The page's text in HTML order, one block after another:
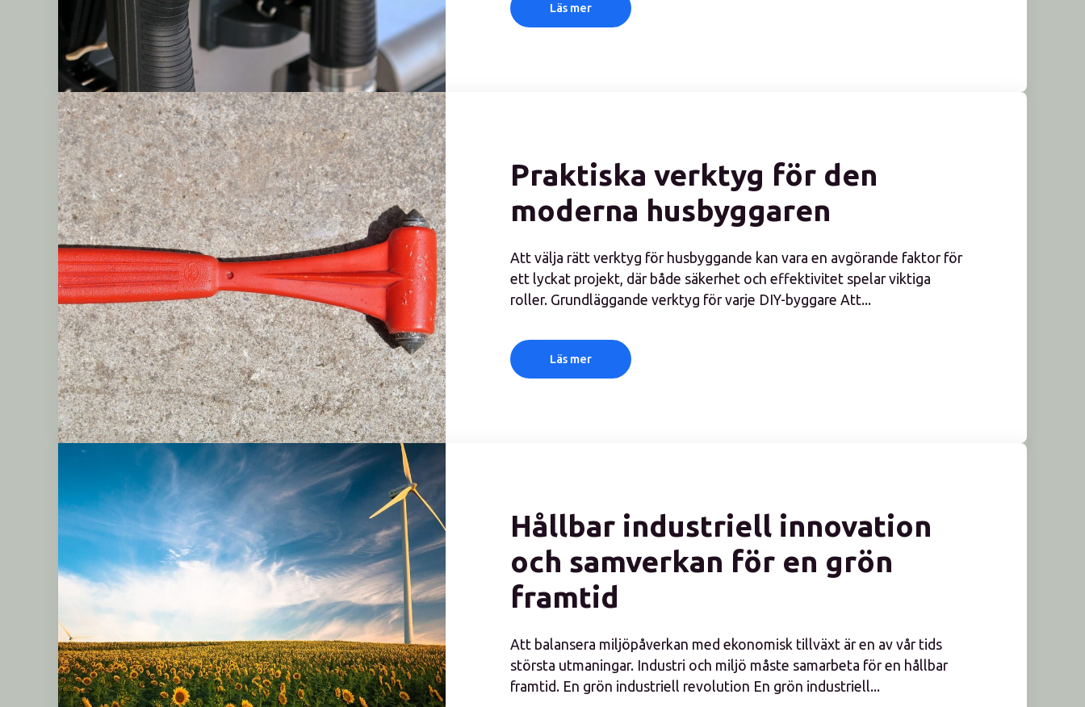
Läs mer
Praktiska verktyg för den
moderna husbyggaren
Att välja rätt verktyg för husbyggande kan vara en avgörande faktor för
ett lyckat projekt, där både säkerhet och effektivitet spelar viktiga
roller. Grundläggande verktyg för varje DIY-byggare Att...
Läs mer
Hållbar industriell innovation
och samverkan för en grön
framtid
Att balansera miljöpåverkan med ekonomisk tillväxt är en av vår tids
största utmaningar. Industri och miljö måste samarbeta för en hållbar
framtid. En grön industriell revolution En grön industriell...